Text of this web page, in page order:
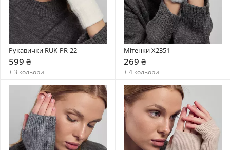
Рукавички RUK-PR-22
599 ₴
+ 3 кольори
Мітенки X2351
269 ₴
+ 4 кольори